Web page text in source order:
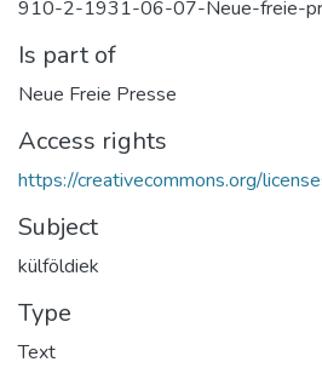
910-2-1931-06-07-Neue-freie-
Is part of
Neue Freie Presse
Access rights
https://creativecommons.org/
Subject
külföldiek
Type
Text